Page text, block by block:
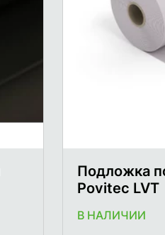
Подложка
Povitec LVT
В НАЛИЧИИ